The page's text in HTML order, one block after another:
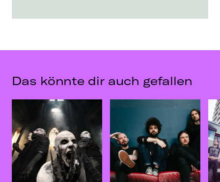
Das könnte dir auch gefallen